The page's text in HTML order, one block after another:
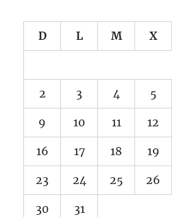
D L M X
2 3 4 5
9 10 11 12
16 17 18 19
23 24 25 26
30 31